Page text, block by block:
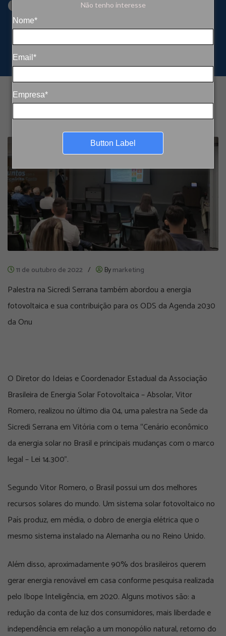
Não tenho interesse
Nome*
Email*
Empresa*
Button Label
11 de outubro de 2022 / Bymarketing
Palestra na Sicredi Serrana também abordou a energia
fotovoltaica e sua contribuição para os ODS da Agenda 2030
da Onu
O Diretor do Ideias e Coordenador Estadual da Associação
Brasileira de Energia Solar Fotovoltaica – Absolar, Vitor
Romero, realizou no último dia 04, uma palestra na Sede da
Sicredi Serrana em Vitória com o tema “Cenário econômico
da energia solar no Brasil e principais mudanças com o marco
legal – Lei 14.300”.
Segundo Vitor Romero, o Brasil possui um dos melhores
recursos solares do mundo. Um sistema solar fotovoltaico no
País produz, em média, o dobro de energia elétrica que o
mesmo sistema instalado na Alemanha ou no Reino Unido.
Além disso, aproximadamente 90% dos brasileiros querem
gerar energia renovável em casa conforme pesquisa realizada
pelo Ibope Inteligência, em 2020. Alguns motivos são: a
redução da conta de luz dos consumidores, mais liberdade e
independência em relação a um monopólio natural, retorno do